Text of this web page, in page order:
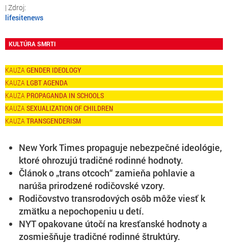
lifesitenews
KULTÚRA SMRTI
GENDER IDEOLOGY
LGBT AGENDA
PROPAGANDA IN SCHOOLS
SEXUALIZATION OF CHILDREN
TRANSGENDERISM
New York Times propaguje nebezpečné ideológie,
ktoré ohrozujú tradičné rodinné hodnoty.
Článok o „trans otcoch“ zamieňa pohlavie a
narúša prirodzené rodičovské vzory.
Rodičovstvo transrodových osôb môže viesť k
zmätku a nepochopeniu u detí.
NYT opakovane útočí na kresťanské hodnoty a
zosmiešňuje tradičné rodinné štruktúry.